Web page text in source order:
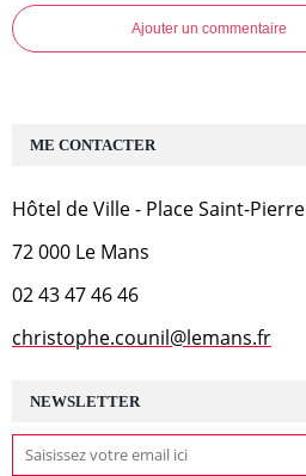
Ajouter un commentaire
NEWSLETTER
ME CONTACTER
Hôtel de Ville - Place Saint-Pierre
72 000 Le Mans
02 43 47 46 46
christophe.counil@lemans.fr